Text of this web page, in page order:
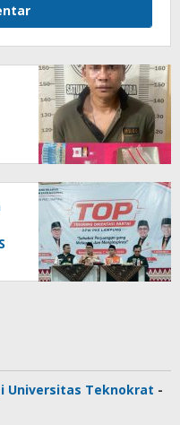
Universitas Teknokrat -